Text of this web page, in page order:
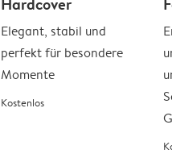
Hardcover
Elegant, stabil und
perfekt für besondere
Momente
Kostenlos